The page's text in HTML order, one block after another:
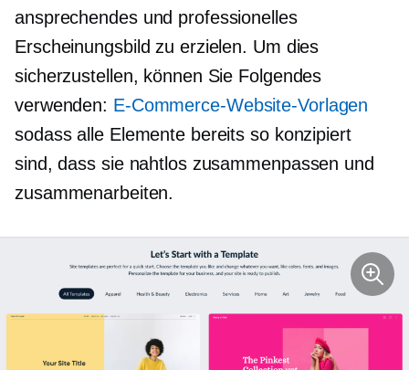
ansprechendes und professionelles
Erscheinungsbild zu erzielen. Um dies
sicherzustellen, können Sie Folgendes
verwenden: E-Commerce-Website-Vorlagen
sodass alle Elemente bereits so konzipiert
sind, dass sie nahtlos zusammenpassen und
zusammenarbeiten.